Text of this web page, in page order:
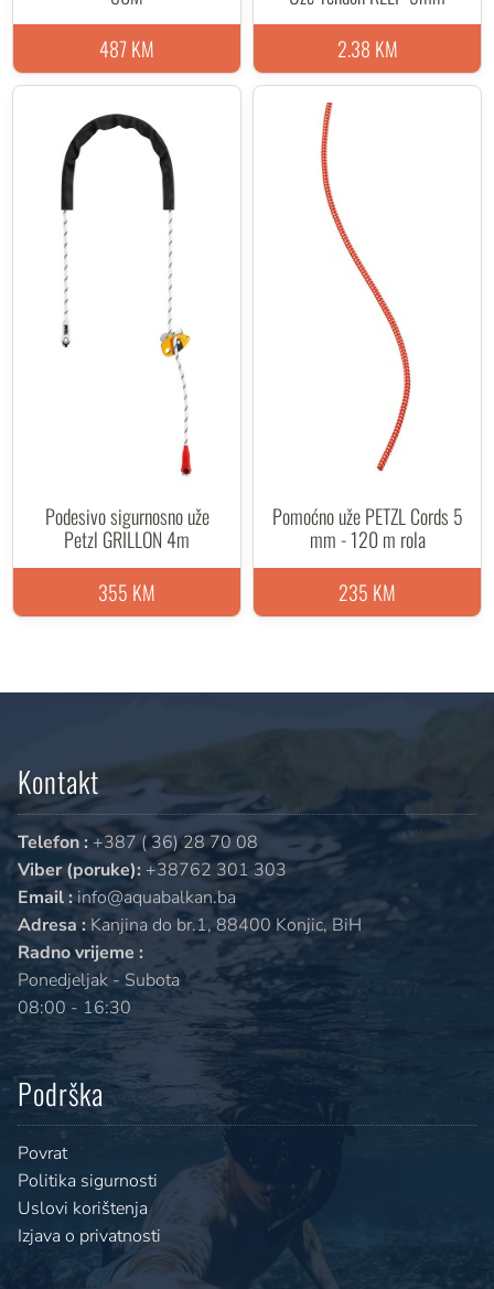
487 KM
2.38 KM
Podesivo sigurnosno uže
Petzl GRILLON 4m
355 KM
Pomoćno uže PETZL Cords 5
mm - 120 m rola
235 KM
Kontakt
Telefon : +387 ( 36) 28 70 08
Viber (poruke): +38762 301 303
Email :info@aquabalkan.ba
Adresa : Kanjina do br.1, 88400 Konjic, BiH
Radno vrijeme :
Ponedjeljak - Subota
08:00 - 16:30
Podrška
Povrat
Politika sigurnosti
Uslovi korištenja
Izjava o privatnosti